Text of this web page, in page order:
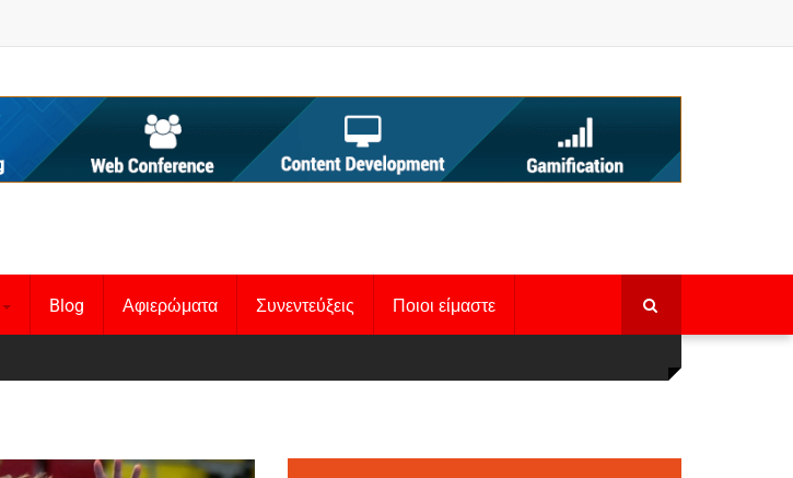
Blog Αφιερώματα Συνεντεύξεις Ποιοι είμαστε